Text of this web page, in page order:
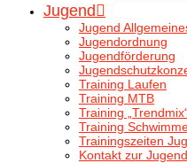
Jugend
Jugend
Jugendordnung
Jugendförderung
Training Laufen
Training MTB
Training
Training
Trainingszeiten
Kontakt zur